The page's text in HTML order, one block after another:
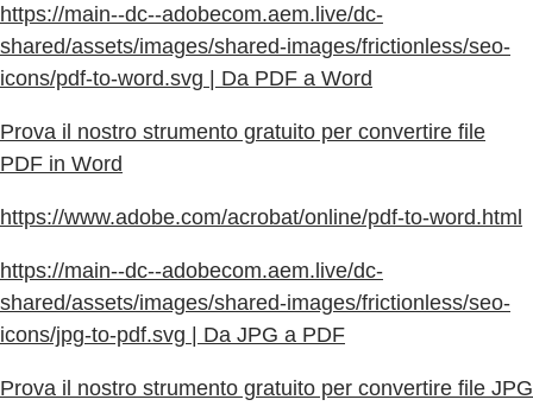
https://main--dc--adobecom.aem.live/dc-
shared/assets/images/shared-images/frictionless/seo-
icons/pdf-to-word.svg | Da PDF a Word
Prova il nostro strumento gratuito per convertire file
PDF in Word
https://www.adobe.com/acrobat/online/pdf-to-word.html
https://main--dc--adobecom.aem.live/dc-
shared/assets/images/shared-images/frictionless/seo-
icons/jpg-to-pdf.svg | Da JPG a PDF
Prova il nostro strumento gratuito per convertire file JPG